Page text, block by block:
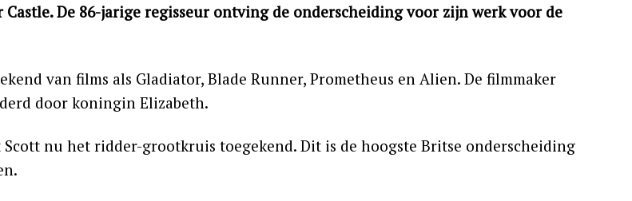
Castle. De 86-jarige regisseur ontving de onderscheiding voor zijn werk voor de
van films als Gladiator, Blade Runner, Prometheus en Alien. De filmmaker
door koningin Elizabeth.
nu het ridder-grootkruis toegekend. Dit is de hoogste Britse onderscheiding